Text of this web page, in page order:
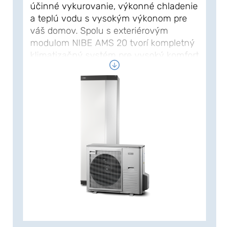
účinné vykurovanie, výkonné chladenie
a teplú vodu s vysokým výkonom pre
váš domov. Spolu s exteriérovým
modulom NIBE AMS 20 tvorí kompletný
klimatizačný systém pre vysoký komfort
s jednoduchou inštaláciou.
požiadavkám vášho domova na
výkon. Účinná funkcia chladenia
umožňuje tepelnému čerpadlu
poskytovať príjemnú vnútornú klímu aj
pri vysokých vonkajších teplotách.
Vďaka integrovanej sieti Wi-Fi a